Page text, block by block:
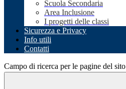
Scuola Secondaria
Area Inclusione
I progetti delle classi
Sicurezza e Privacy
Info utili
Contatti
Campo di ricerca per le pagine del sito